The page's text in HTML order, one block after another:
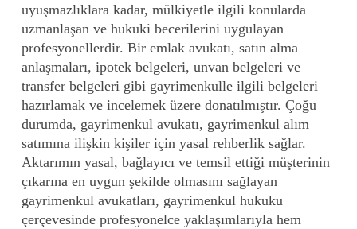
uyuşmazlıklara kadar, mülkiyetle ilgili konularda
uzmanlaşan ve hukuki becerilerini uygulayan
profesyonellerdir. Bir emlak avukatı, satın alma
anlaşmaları, ipotek belgeleri, unvan belgeleri ve
transfer belgeleri gibi gayrimenkulle ilgili belgeleri
hazırlamak ve incelemek üzere donatılmıştır. Çoğu
durumda, gayrimenkul avukatı, gayrimenkul alım
satımına ilişkin kişiler için yasal rehberlik sağlar.
Aktarımın yasal, bağlayıcı ve temsil ettiği müşterinin
çıkarına en uygun şekilde olmasını sağlayan
gayrimenkul avukatları, gayrimenkul hukuku
çerçevesinde profesyonelce yaklaşımlarıyla hem